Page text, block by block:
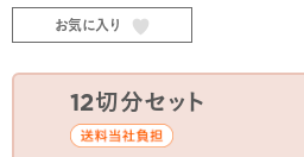
12切分セット
お気に入り